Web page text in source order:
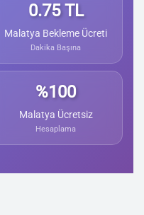
0.75 TL
Malatya Bekleme Ücreti
Dakika Başına
%100
Malatya Ücretsiz
Hesaplama